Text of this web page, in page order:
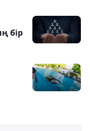
бір